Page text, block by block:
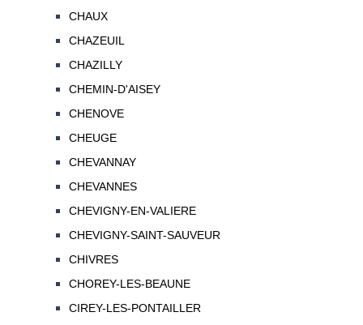
CHAUX
CHAZEUIL
CHAZILLY
CHEMIN-D'AISEY
CHENOVE
CHEUGE
CHEVANNAY
CHEVANNES
CHEVIGNY-EN-VALIERE
CHEVIGNY-SAINT-SAUVEUR
CHIVRES
CHOREY-LES-BEAUNE
CIREY-LES-PONTAILLER